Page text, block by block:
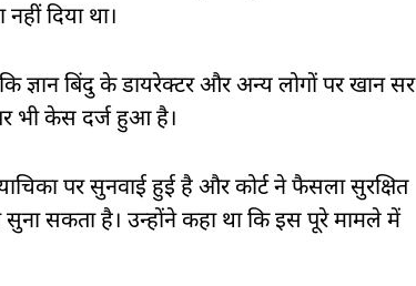
दिया था।
बिंदु के डायरेक्टर और अन्य लोगों पर खान सर
भी केस दर्ज हुआ है।
पर सुनवाई हुई है और कोर्ट ने फैसला सुरक्षित
सकता है। उन्होंने कहा था कि इस पूरे मामले में